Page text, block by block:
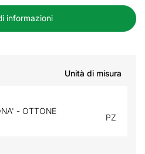
informazioni
Unità di misura
- OTTONE
PZ